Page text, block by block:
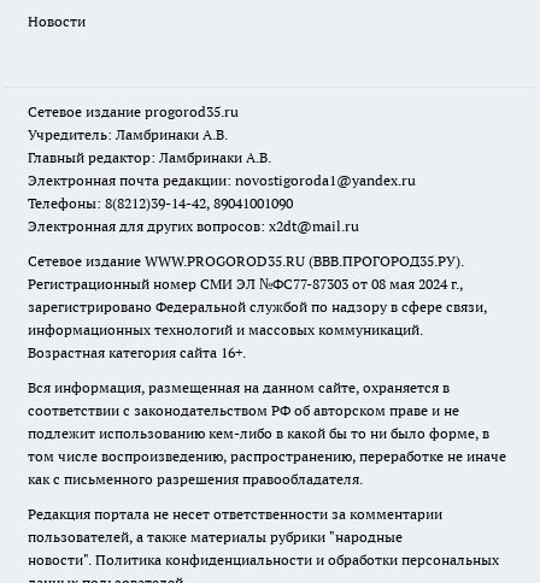
Новости
Сетевое издание progorod35.ru
Учредитель: Ламбринаки А.В.
Главный редактор: Ламбринаки А.В.
Электронная почта редакции: novostigoroda1@yandex.ru
Телефоны: 8(8212)39-14-42, 89041001090
Электронная для других вопросов: x2dt@mail.ru
Сетевое издание WWW.PROGOROD35.RU (ВВВ.ПРОГОРОД35.РУ).
Регистрационный номер СМИ ЭЛ №ФС77-87303 от 08 мая 2024 г.,
зарегистрировано Федеральной службой по надзору в сфере связи,
информационных технологий и массовых коммуникаций.
Возрастная категория сайта 16+.
Вся информация, размещенная на данном сайте, охраняется в
соответствии с законодательством РФ об авторском праве и не
подлежит использованию кем-либо в какой бы то ни было форме, в
том числе воспроизведению, распространению, переработке не иначе
как с письменного разрешения правообладателя.
Редакция портала не несет ответственности за комментарии
пользователей, а также материалы рубрики "народные
новости". Политика конфиденциальности и обработки персональных